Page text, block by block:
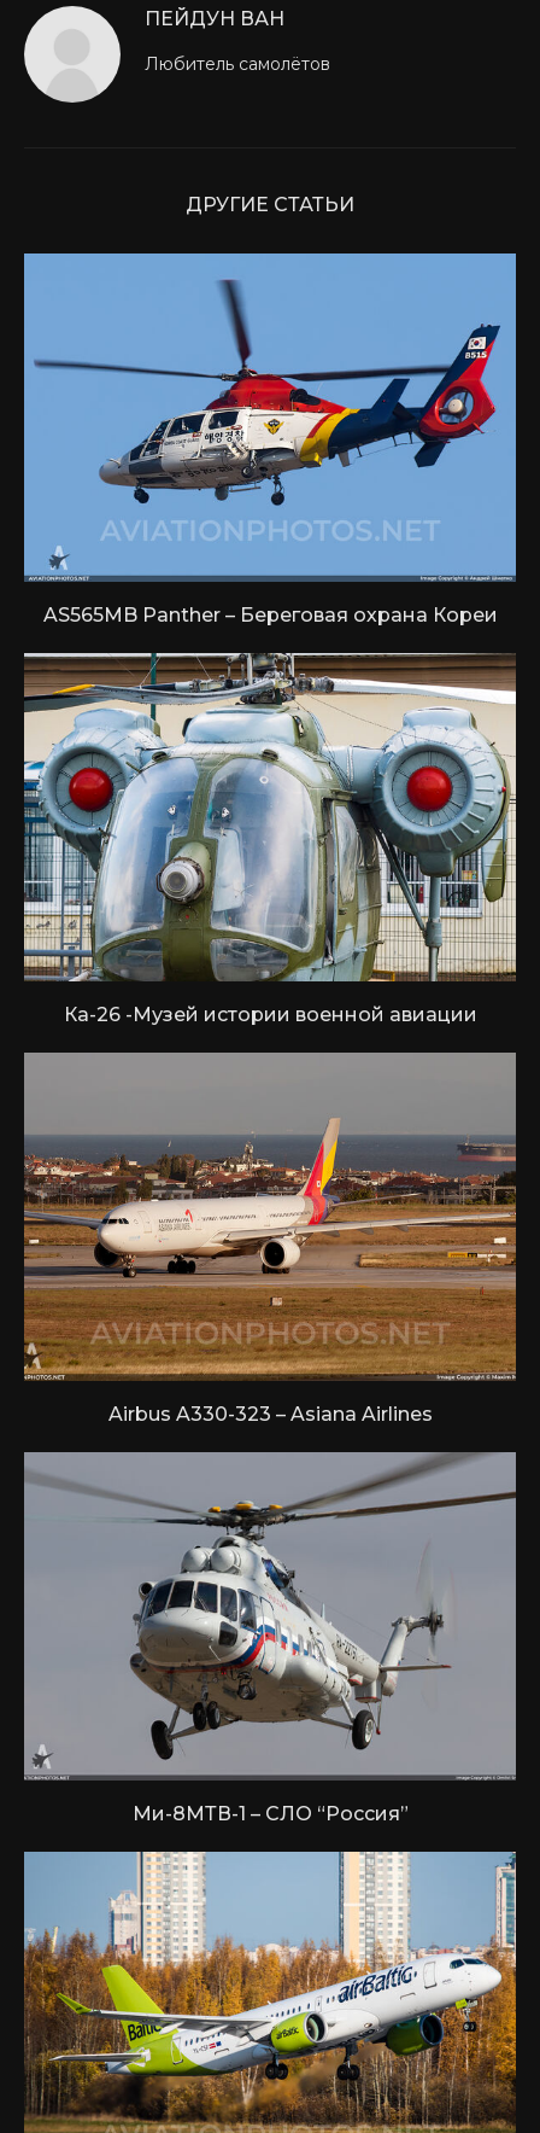
ПЕЙДУН ВАН
Любитель самолётов
ДРУГИЕ СТАТЬИ
AS565MB Panther – Береговая охрана Кореи
Ка-26 -Музей истории военной авиации
Airbus A330-323 – Asiana Airlines
Ми-8МТВ-1 – СЛО “Россия”